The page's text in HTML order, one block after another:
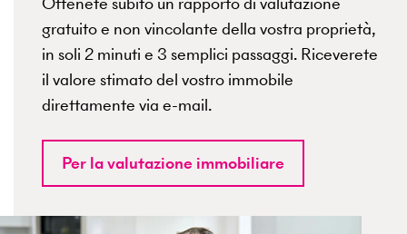
gratuito e non vincolante della vostra proprietà,
in soli 2 minuti e 3 semplici passaggi. Riceverete
il valore stimato del vostro immobile
direttamente via e-mail.
Per la valutazione immobiliare